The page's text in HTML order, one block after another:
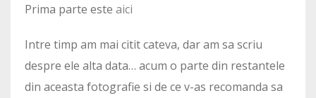
Prima parte este aici
Intre timp am mai citit cateva, dar am sa scriu
despre ele alta data… acum o parte din restantele
din aceasta fotografie si de ce v-as recomanda sa